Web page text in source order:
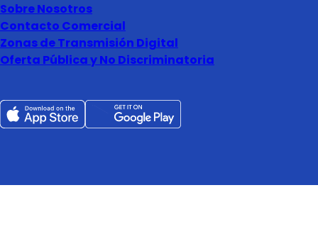
Sobre Nosotros
Contacto Comercial
Zonas de Transmisión Digital
Oferta Pública y No Discriminatoria